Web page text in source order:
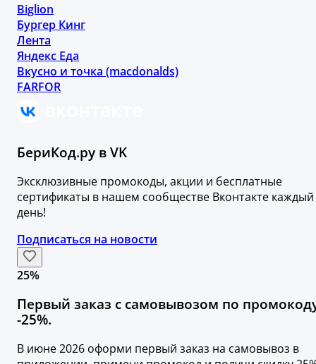
Biglion
Бургер Кинг
Лента
Яндекс Еда
Вкусно и точка (macdonalds)
FARFOR
БериКод.ру в VK
Эксклюзивные промокоды, акции и бесплатные
сертификаты в нашем сообществе Вконтакте каждый
день!
Подписаться на новости
25%
Первый заказ с самовывозом по
-25%.
В июне 2026 оформи первый заказ на самовывоз в